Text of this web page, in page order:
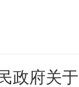
政府关